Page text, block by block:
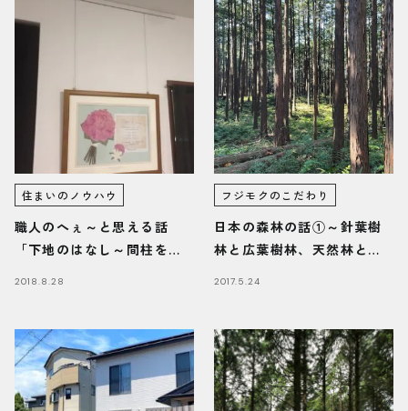
住まいのノウハウ
職人のへぇ～と思える話
「下地のはなし～間柱を見
2018.8.28
フジモクのこだわり
日本の森林の話①～針葉樹
林と広葉樹林、天然林と人
2017.5.24